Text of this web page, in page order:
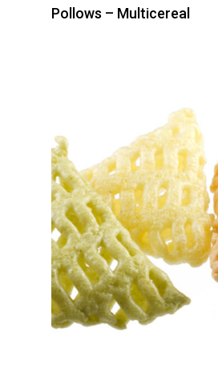
Pollows – Multicereal